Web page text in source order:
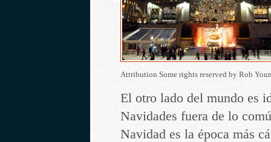
Attribution Some rights reserved by Rob
El otro lado del mundo es
Navidades fuera de lo
Navidad es la época más